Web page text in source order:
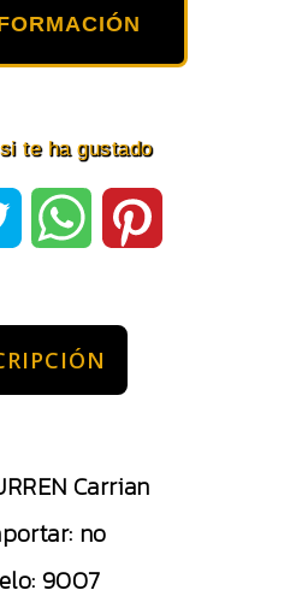
te ha gustado
Carrian
no
9007